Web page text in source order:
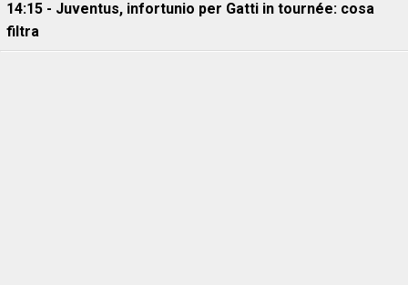
14:15 - Juventus, infortunio per Gatti in tournée: cosa
filtra